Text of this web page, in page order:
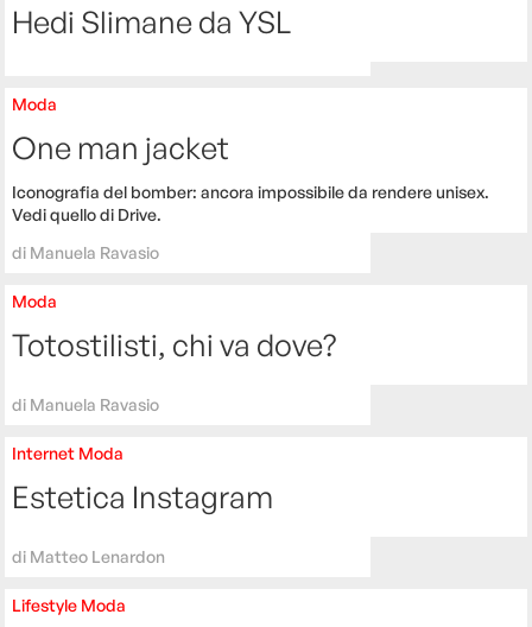
Hedi Slimane da YSL
Moda
One man jacket
Iconografia del bomber: ancora impossibile da rendere unisex.
Vedi quello di Drive.
di Manuela Ravasio
Moda
Totostilisti, chi va dove?
di Manuela Ravasio
Internet Moda
Estetica Instagram
di Matteo Lenardon
Lifestyle Moda